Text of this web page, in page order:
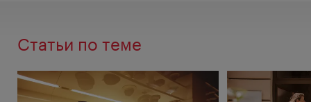
Статьи по теме